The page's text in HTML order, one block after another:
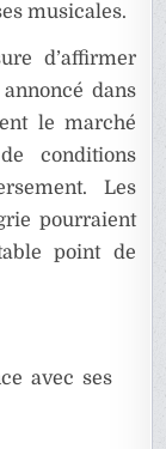
musicales.
d’affirmer
dans
le marché
conditions
Les
pourraient
point de
avec ses